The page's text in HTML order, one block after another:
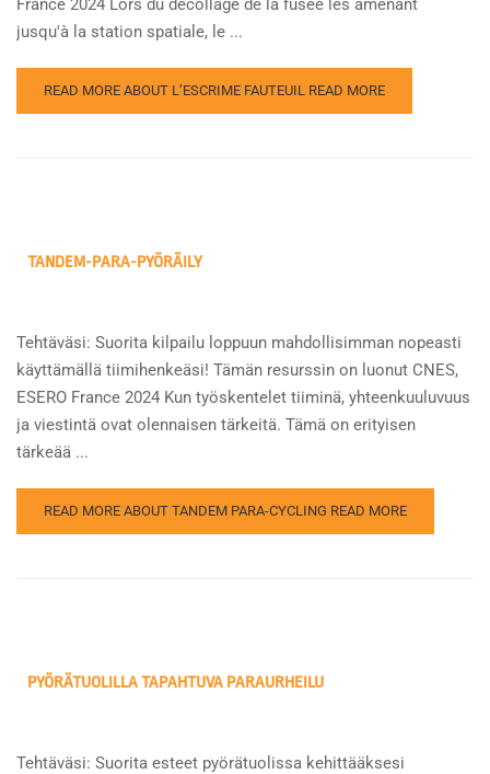
France 2024 Lors du décollage de la fusée les amenant
jusqu'à la station spatiale, le ...
READ MORE ABOUT L’ESCRIME FAUTEUIL READ MORE
TANDEM-PARA-PYÖRÄILY
Tehtäväsi: Suorita kilpailu loppuun mahdollisimman nopeasti
käyttämällä tiimihenkeäsi! Tämän resurssin on luonut CNES,
ESERO France 2024 Kun työskentelet tiiminä, yhteenkuuluvuus
ja viestintä ovat olennaisen tärkeitä. Tämä on erityisen
tärkeää ...
READ MORE ABOUT TANDEM PARA-CYCLING READ MORE
PYÖRÄTUOLILLA TAPAHTUVA PARAURHEILU
Tehtäväsi: Suorita esteet pyörätuolissa kehittääksesi